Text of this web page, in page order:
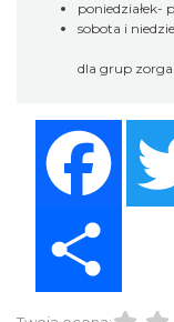
poniedziałek-
sobota i
dla grup